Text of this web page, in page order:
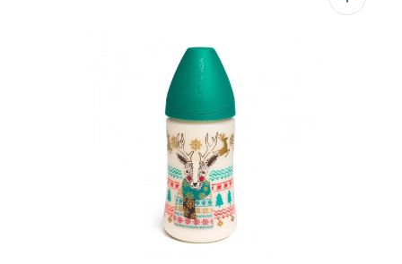
Abrir
elemento
multimedia
1
en
vista
de
galería